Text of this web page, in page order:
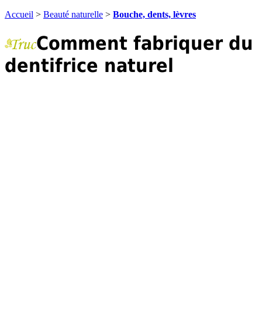
Accueil > Beauté naturelle > Bouche, dents, lèvres
Comment fabriquer du
dentifrice naturel